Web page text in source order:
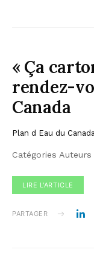
« Ça
rendez-
Canada
Plan d Eau du
Catégories Auteurs
LIRE L'ARTICLE
PARTAGER